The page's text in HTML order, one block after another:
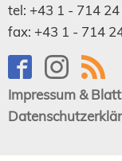
tel: +43 1 - 714
fax: +43 1 - 714
Impressum &